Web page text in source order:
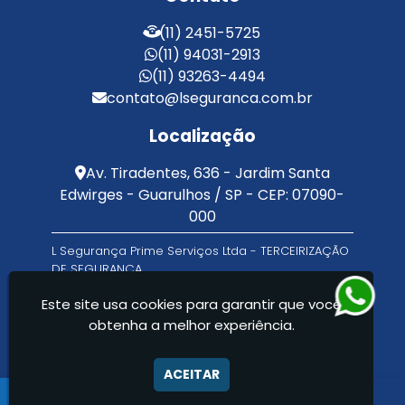
Terceirização de Facilities
Terceirização de Portaria
Zeladoria de Condomínios
(11) 2451-5725
(11) 94031-2913
(11) 93263-4494
contato@lseguranca.com.br
Localização
Av. Tiradentes, 636 - Jardim Santa
Edwirges - Guarulhos / SP - CEP: 07090-
000
L Segurança Prime Serviços Ltda - TERCEIRIZAÇÃO
DE SEGURANÇA
Este site usa cookies para garantir que você
obtenha a melhor experiência.
ACEITAR